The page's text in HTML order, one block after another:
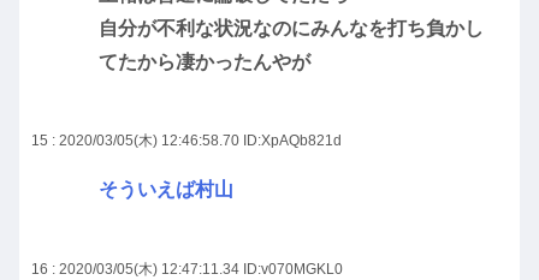
自分が不利な状況なのにみんなを打ち負かし
てたから凄かったんやが
15 : 2020/03/05(木) 12:46:58.70 ID:XpAQb821d
そういえば村山
16 : 2020/03/05(木) 12:47:11.34 ID:v070MGKL0